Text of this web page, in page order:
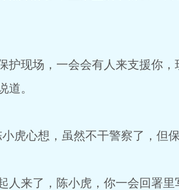
现场，一会会有人来支援你，
道。
心想，虽然不干警察了，但保
来了，陈小虎，你一会回署里